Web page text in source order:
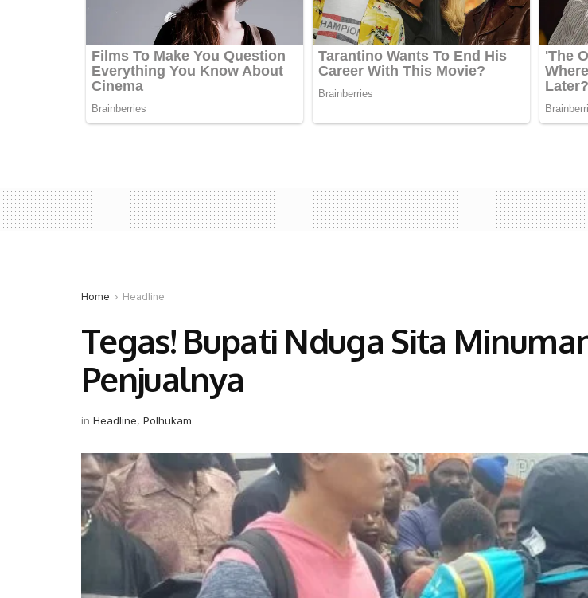
Home Headline
Tegas! Bupati Nduga Sita
Penjualnya
in Headline, Polhukam